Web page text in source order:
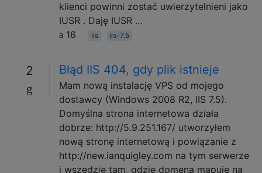
klienci powinni zostać uwierzytelnieni jako
IUSR . Daję IUSR …
16
iis iis-7.5
2 Błąd IIS 404, gdy plik istnieje
Mam nową instalację VPS od mojego
dostawcy (Windows 2008 R2, IIS 7.5).
Domyślna strona internetowa działa
dobrze: http://5.9.251.167/ utworzyłem
nową stronę internetową i powiązanie z
http://new.ianquigley.com na tym serwerze
i wszędzie tam, gdzie domena mapuje na